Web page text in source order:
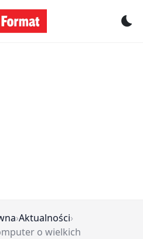
›Aktualności›
o wielkich